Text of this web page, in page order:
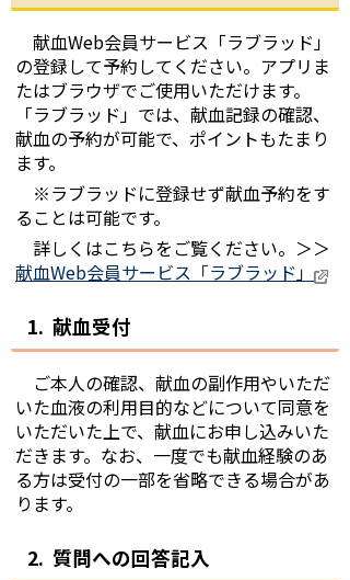
献血Web会員サービス「ラブラッド」
の登録して予約してください。アプリま
たはブラウザでご使用いただけます。
「ラブラッド」では、献血記録の確認、
献血の予約が可能で、ポイントもたまり
ます。
※ラブラッドに登録せず献血予約をす
ることは可能です。
詳しくはこちらをご覧ください。＞＞
献血Web会員サービス「ラブラッド」
1. 献血受付
ご本人の確認、献血の副作用やいただ
いた血液の利用目的などについて同意を
いただいた上で、献血にお申し込みいた
だきます。なお、一度でも献血経験のあ
る方は受付の一部を省略できる場合があ
ります。
2. 質問への回答記入